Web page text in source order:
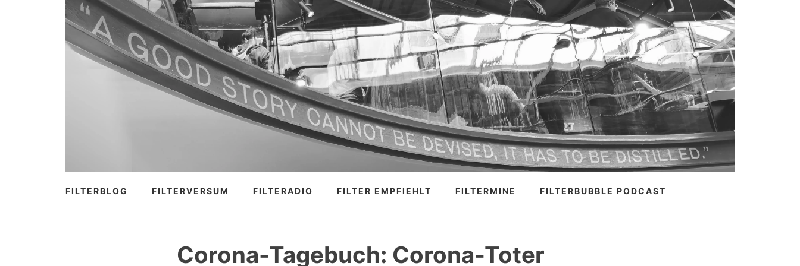
FILTERBLOG FILTERVERSUM FILTERADIO FILTER EMPFIEHLT FILTERMINE FILTERBUBBLE PODCAST
Corona-Tagebuch: Corona-Toter